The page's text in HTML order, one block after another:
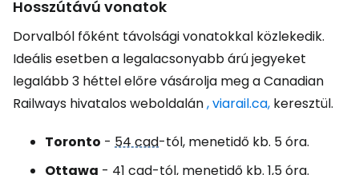
Hosszútávú vonatok
Dorvalból főként távolsági vonatokkal közlekedik.
Ideális esetben a legalacsonyabb árú jegyeket
legalább 3 héttel előre vásárolja meg a Canadian
Railways hivatalos weboldalán, viarail.ca, keresztül.
Toronto - 54 cad-tól, menetidő kb. 5 óra.
Ottawa - 41 cad-tól, menetidő kb. 1,5 óra.